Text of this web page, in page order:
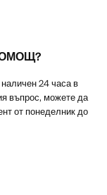
24 часа в
въпрос, можете да
от понеделник до